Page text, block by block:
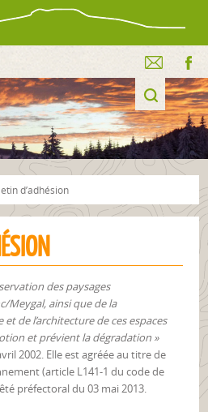
d’adhésion
des paysages
Meygal, ainsi que de la
de l’architecture de ces espaces
et prévient la dégradation »
2002. Elle est agréée au titre de
(article L141-1 du code de
préfectoral du 03 mai 2013.